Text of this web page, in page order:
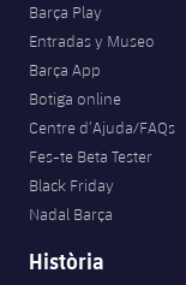
Barça Play
Entradas y Museo
Barça App
Botiga online
Centre d’Ajuda/FAQs
Fes-te Beta Tester
Black Friday
Nadal Barça
Història